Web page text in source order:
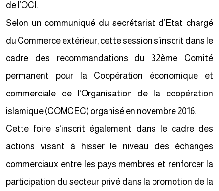
de l’OCI.
Selon un communiqué du secrétariat d’Etat chargé
du Commerce extérieur, cette session s’inscrit dans le
cadre des recommandations du 32ème Comité
permanent pour la Coopération économique et
commerciale de l’Organisation de la coopération
islamique (COMCEC) organisé en novembre 2016.
Cette foire s’inscrit également dans le cadre des
actions visant à hisser le niveau des échanges
commerciaux entre les pays membres et renforcer la
participation du secteur privé dans la promotion de la